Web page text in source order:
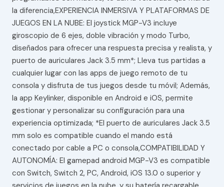
la diferencia,EXPERIENCIA INMERSIVA Y PLATAFORMAS DE
JUEGOS EN LA NUBE: El joystick MGP-V3 incluye
giroscopio de 6 ejes, doble vibración y modo Turbo,
diseñados para ofrecer una respuesta precisa y realista, y
puerto de auriculares Jack 3.5 mm*; Lleva tus partidas a
cualquier lugar con las apps de juego remoto de tu
consola y disfruta de tus juegos desde tu móvil; Además,
la app Keylinker, disponible en Android e iOS, permite
gestionar y personalizar su configuración para una
experiencia optimizada; *El puerto de auriculares Jack 3.5
mm solo es compatible cuando el mando está
conectado por cable a PC o consola,COMPATIBILIDAD Y
AUTONOMÍA: El gamepad android MGP-V3 es compatible
con Switch, Switch 2, PC, Android, iOS 13.0 o superior y